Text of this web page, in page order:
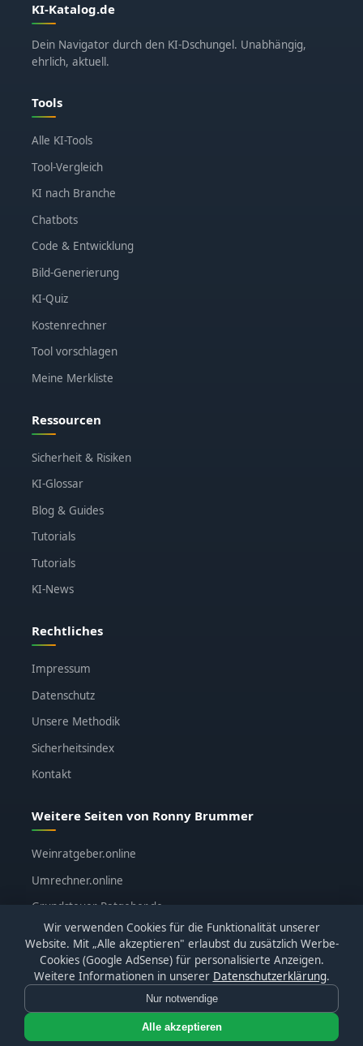
KI-Katalog.de
Dein Navigator durch den KI-Dschungel. Unabhängig,
ehrlich, aktuell.
Tools
Alle KI-Tools
Tool-Vergleich
KI nach Branche
Chatbots
Code & Entwicklung
Bild-Generierung
KI-Quiz
Kostenrechner
Tool vorschlagen
Meine Merkliste
Ressourcen
Sicherheit & Risiken
KI-Glossar
Blog & Guides
Tutorials
Tutorials
KI-News
Rechtliches
Impressum
Datenschutz
Unsere Methodik
Sicherheitsindex
Kontakt
Weitere Seiten von Ronny Brummer
Weinratgeber.online
Umrechner.online
Grundsteuer-Ratgeber.de
ronnybrummer.de
KI-Katalog.de· Alle Bewertungen basieren auf
eigenen Tests · Affiliate-Links sind gekennzeichnet
Wir verwenden Cookies für die Funktionalität unserer
Website. Mit „Alle akzeptieren" erlaubst du zusätzlich Werbe-
Cookies (Google AdSense) für personalisierte Anzeigen.
Weitere Informationen in unserer Datenschutzerklärung.
Nur notwendige
Alle akzeptieren